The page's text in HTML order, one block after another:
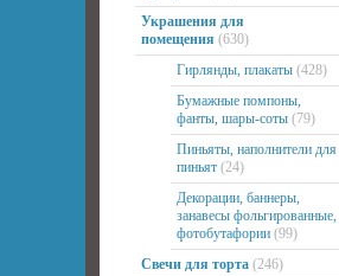
Украшения для
помещения (630)
Гирлянды, плакаты (428)
Бумажные помпоны,
фанты, шары-соты (79)
Пиньяты, наполнители для
пиньят (24)
Декорации, баннеры,
занавесы фольгированные,
фотобутафории (99)
Свечи для торта (246)